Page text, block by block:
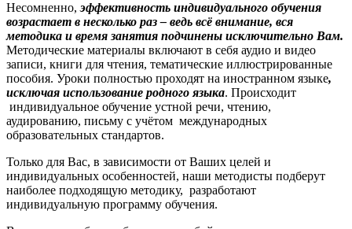
Несомненно,эффективность индивидуального обучения
возрастает в несколько раз – ведь всё внимание, вся
методика и время занятия подчинены исключительно Вам.
Методические материалы включают в себя аудио и видео
записи, книги для чтения, тематические иллюстрированные
пособия. Уроки полностью проходят на иностранном языке,
исключая использование родного языка. Происходит
индивидуальное обучение устной речи, чтению,
аудированию, письму с учётом международных
образовательных стандартов.
Только для Вас, в зависимости от Ваших целей и
индивидуальных особенностей, наши методисты подберут
наиболее подходящую методику, разработают
индивидуальную программу обучения.